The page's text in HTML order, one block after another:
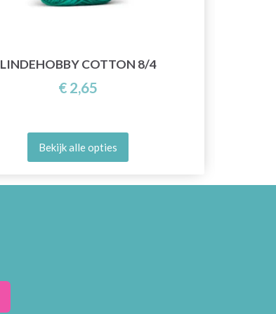
LINDEHOBBY COTTON 8/4
€ 2,65
Bekijk alle opties